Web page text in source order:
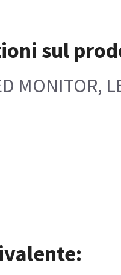
sul
MONITOR,